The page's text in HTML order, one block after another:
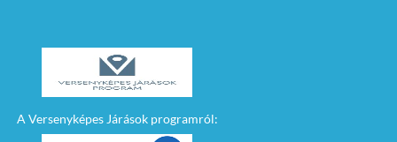
A Versenyképes Járások programról: